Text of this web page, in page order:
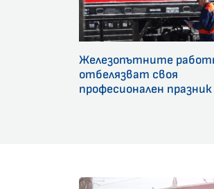
Железопътните
отбелязват своя
професионален празник